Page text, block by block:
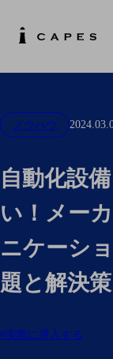
自動化設
い！メー
ニケーシ
題と解決策
#実際に導入する
ノウハウ